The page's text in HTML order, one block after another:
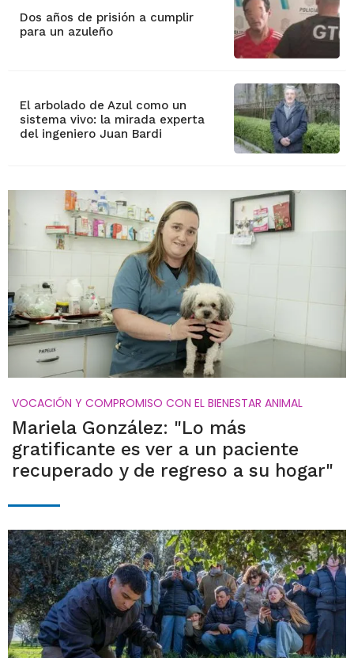
Dos años de prisión a cumplir
para un azuleño
El arbolado de Azul como un
sistema vivo: la mirada experta
del ingeniero Juan Bardi
VOCACIÓN Y COMPROMISO CON EL BIENESTAR ANIMAL
Mariela González: "Lo más
gratificante es ver a un paciente
recuperado y de regreso a su hogar"